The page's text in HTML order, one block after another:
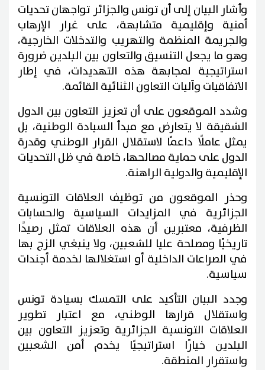
وأشار البيان إلى أن تونس والجزائر تواجهان تحديات
أمنية وإقليمية متشابهة، على غرار الإرهاب
والجريمة المنظمة والتهريب والتدخلات الخارجية،
وهو ما يجعل التنسيق والتعاون بين البلدين ضرورة
استراتيجية لمجابهة هذه التهديدات، في إطار
الاتفاقيات وآليات التعاون الثنائية القائمة.
وشدد الموقعون على أن تعزيز التعاون بين الدول
الشقيقة لا يتعارض مع مبدأ السيادة الوطنية، بل
يمثل عاملًا داعمًا لاستقلال القرار الوطني وقدرة
الدول على حماية مصالحها، خاصة في ظل التحديات
الإقليمية والدولية الراهنة.
وحذر الموقعون من توظيف العلاقات التونسية
الجزائرية في المزايدات السياسية والحسابات
الظرفية، معتبرين أن هذه العلاقات تمثل رصيدًا
تاريخيًا ومصلحة عليا للشعبين، ولا ينبغي الزج بها
في الصراعات الداخلية أو استغلالها لخدمة أجندات
سياسية.
وجدد البيان التأكيد على التمسك بسيادة تونس
واستقلال قرارها الوطني، مع اعتبار تطوير
العلاقات التونسية الجزائرية وتعزيز التعاون بين
البلدين خيارًا استراتيجيًا يخدم أمن الشعبين
واستقرار المنطقة.